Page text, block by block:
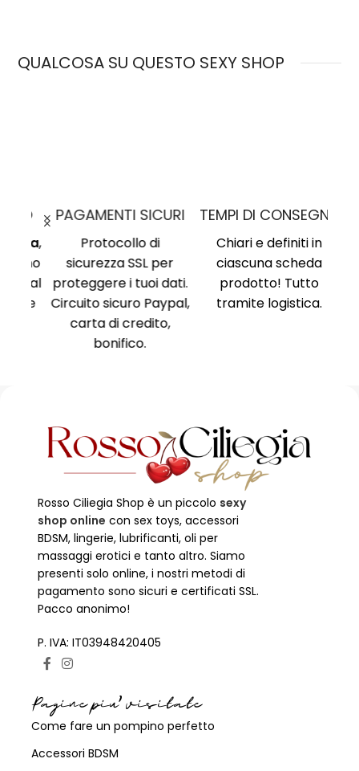
QUALCOSA SU QUESTO SEXY SHOP
PAGAMENTI SICURI
Protocollo di
sicurezza SSL per
proteggere i tuoi dati.
Circuito sicuro Paypal,
carta di credito,
bonifico.
TEMPI DI CONSEGNA
Chiari e definiti in
ciascuna scheda
prodotto! Tutto
tramite logistica.
Rosso Ciliegia Shop è un piccolo sexy
shop online con sex toys, accessori
BDSM, lingerie, lubrificanti, oli per
massaggi erotici e tanto altro. Siamo
presenti solo online, i nostri metodi di
pagamento sono sicuri e certificati SSL.
Pacco anonimo!
P. IVA: IT03948420405
Pagine piu' visitate
Come fare un pompino perfetto
Accessori BDSM